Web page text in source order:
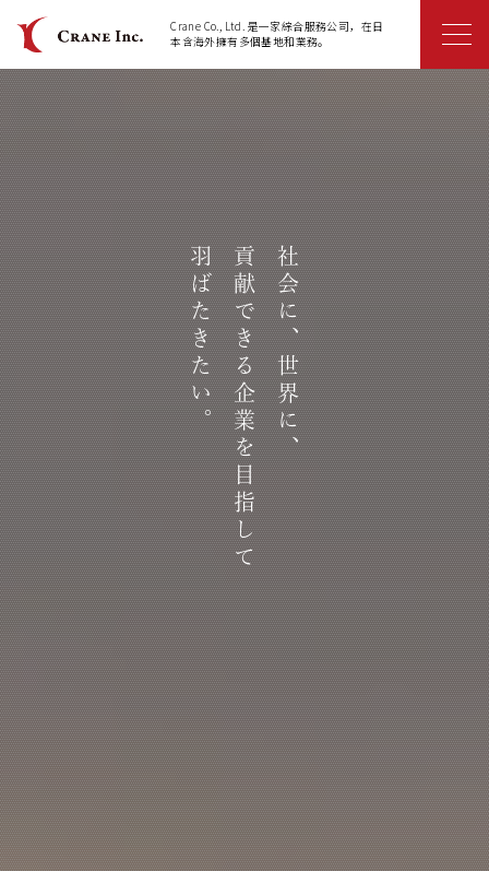
Crane Co., Ltd. 是一家綜合服務公司，在日
本含海外擁有多個基地和業務。
羽ばたきたい。貢献できる企業を目指して社会に、世界に、